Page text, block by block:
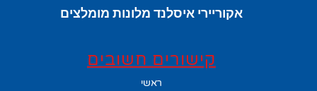
אקוריירי איסלנד מלונות מומלצים
קישורים חשובים
ראשי